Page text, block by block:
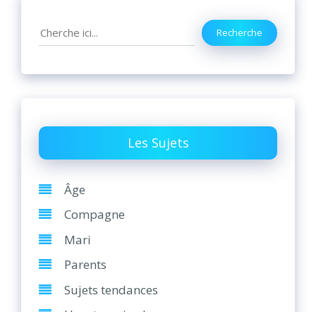
Search Recherche
Les Sujets
Âge
Compagne
Mari
Parents
Sujets tendances